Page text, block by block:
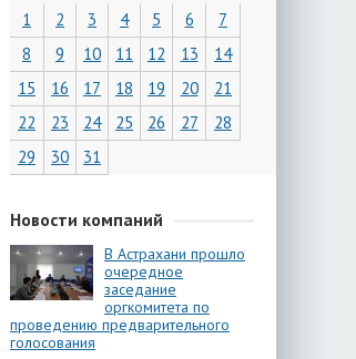
1 2 3 4 5 6
7
8
9 10 11 12 13
14
15
16 17 18 19 20
21
22
23 24 25 26 27
28
29
30 31
Новости компаний
В Астрахани прошло
очередное
заседание
оргкомитета по
проведению предварительного
голосования